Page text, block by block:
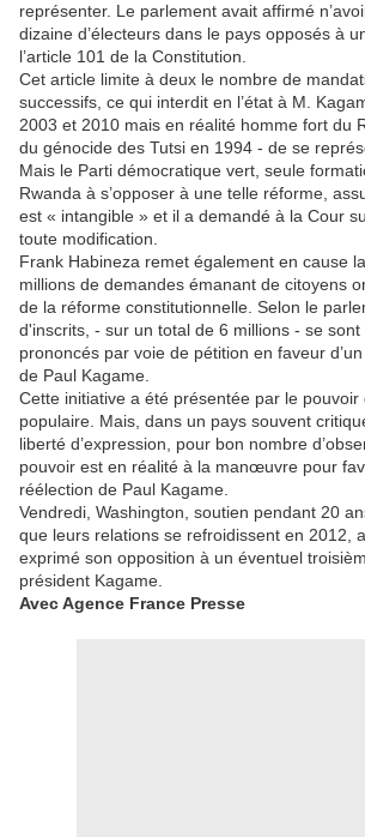
représenter. Le parlement avait affirmé
dizaine d’électeurs dans le pays opposés à
l’article 101 de la Constitution.
Cet article limite à deux le nombre de
successifs, ce qui interdit en l’état à M.
2003 et 2010 mais en réalité homme fort du
du génocide des Tutsi en 1994 - de se
Mais le Parti démocratique vert, seule
Rwanda à s’opposer à une telle réforme,
est « intangible » et il a demandé à la Cour
toute modification.
Frank Habineza remet également en cause
millions de demandes émanant de citoyens
de la réforme constitutionnelle. Selon le
d'inscrits, - sur un total de 6 millions - se
prononcés par voie de pétition en faveur
de Paul Kagame.
Cette initiative a été présentée par le
populaire. Mais, dans un pays souvent
liberté d’expression, pour bon nombre
pouvoir est en réalité à la manœuvre pour
réélection de Paul Kagame.
Vendredi, Washington, soutien pendant 20
que leurs relations se refroidissent en 2012,
exprimé son opposition à un éventuel
président Kagame.
Avec Agence France Presse